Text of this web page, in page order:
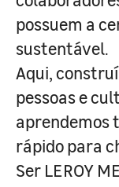
possuem a
sustentável.
Aqui,
pessoas e
aprendemos
rápido para
Ser LEROY